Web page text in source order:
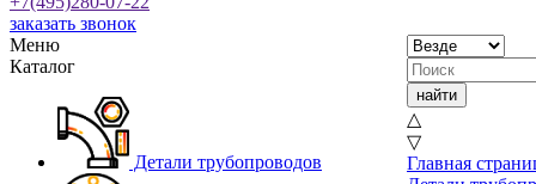
заказать звонок
Меню
Каталог
Детали трубопроводов
△
▽
Главная